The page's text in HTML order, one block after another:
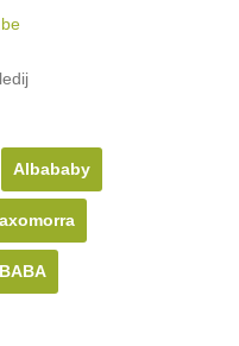
Albababy
BABA